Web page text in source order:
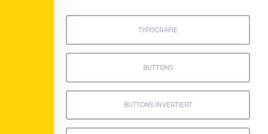
TYPOGRAFIE
BUTTONS
BUTTONS INVERTIERT